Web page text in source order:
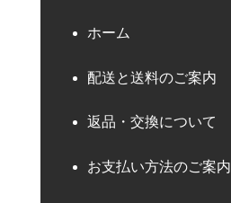
ホーム
配送と送料のご案内
返品・交換について
お支払い方法のご案内